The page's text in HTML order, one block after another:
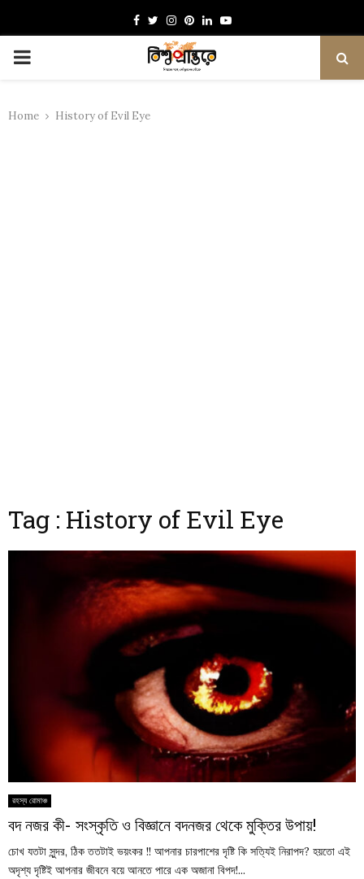
Facebook
TwitterInstagram
Pinterest
LinkedinYoutube
PRIMARY
Home History of Evil Eye
Tag : History of Evil Eye
রহস্য রোমাঞ্চ
বদ নজর কী- সংস্কৃতি ও বিজ্ঞানে বদনজর থেকে মুক্তির উপায়!
চোখ যতটা সুন্দর, ঠিক ততটাই ভয়ংকর !! আপনার চারপাশের দৃষ্টি কি সত্যিই নিরাপদ? হয়তো এই
অদৃশ্য দৃষ্টিই আপনার জীবনে বয়ে আনতে পারে এক অজানা বিপদ!...